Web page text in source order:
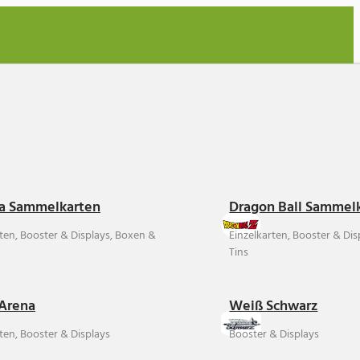
Sammelkarten
Booster & Displays, Boxen &
Dragon Ball
Einzelkarten, Booster &
Tins
Booster & Displays
Weiß Schwarz
Booster & Displays